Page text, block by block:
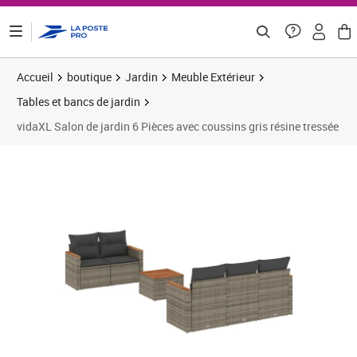
Accueil boutique Jardin
Meuble Extérieur
Tables et bancs de jardin
vidaXL Salon de jardin 6 Pièces avec coussins gris résine tressée